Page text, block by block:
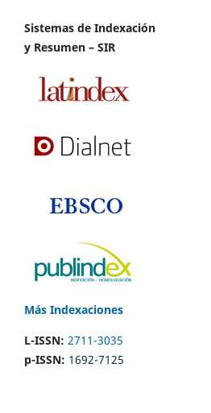
Sistemas de Indexación
y Resumen – SIR
Más Indexaciones
L-ISSN: 2711-3035
p-ISSN: 1692-7125